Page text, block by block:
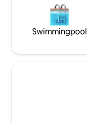
Swimmingpool